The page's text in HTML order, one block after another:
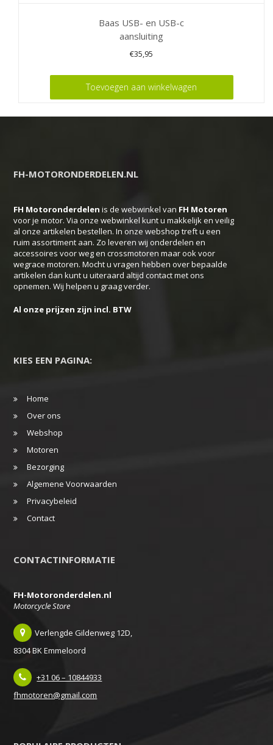
Baas USB- en USB-c
aansluiting
€35,95
Toevoegen aan winkelwagen
FH-MOTORONDERDELEN.NL
FH Motoronderdelen is de webwinkel van FH Motoren
voor je motor. Via onze webwinkel kunt u makkelijk en veilig
al onze artikelen bestellen. In onze webshop treft u een
ruim assortiment aan. Zo leveren wij onderdelen en
accessoires voor weg en crossmotoren maar ook voor
wegrace motoren. Mocht u vragen hebben over bepaalde
artikelen dan kunt u uiteraard altijd contact met ons
opnemen. Wij helpen u graag verder.
Al onze prijzen zijn incl. BTW
KIES EEN PAGINA:
Home
Over ons
Webshop
Motoren
Bezorging
Algemene Voorwaarden
Privacybeleid
Contact
CONTACTINFORMATIE
FH-Motoronderdelen.nl
Motorcycle Store
Verlengde Gildenweg 12D,
8304 BK Emmeloord
+31 06 – 10844933
fhmotoren@gmail.com